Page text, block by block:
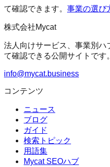
て確認できます。 事業の選び
株式会社Mycat
法人向けサービス、事業別ハ
て確認できる公開サイトです。
info@mycat.business
コンテンツ
ニュース
ブログ
ガイド
検索トピック
用語集
Mycat SEOハブ